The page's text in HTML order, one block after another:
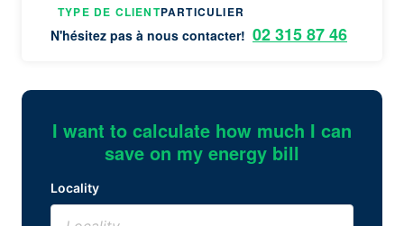
TYPE DE CLIENTPARTICULIER
N'hésitez pas à nous contacter! 02 315 87 46
I want to calculate how much I can
save on my energy bill
Locality